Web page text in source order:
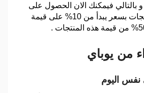
أو كوبون ubuy و بالتالي فيمكنك الان الحصول على
التخفيضات لهذه المنتجات بسعر يبدأ من 10% على قيمة
من يوباي
اليوم